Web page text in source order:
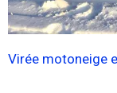
Virée motoneige